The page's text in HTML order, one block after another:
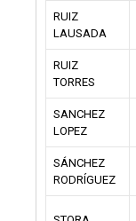
RUIZ
LAUSADA
RUIZ
TORRES
SANCHEZ
LOPEZ
SÁNCHEZ
RODRÍGUEZ